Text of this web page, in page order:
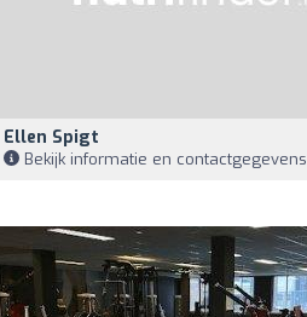
Ellen Spigt
Bekijk informatie en contactgegevens